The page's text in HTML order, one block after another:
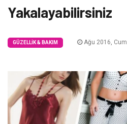
Yakalayabilirsiniz
GÜZELLIK & BAKIM Ağu 2016, Cum